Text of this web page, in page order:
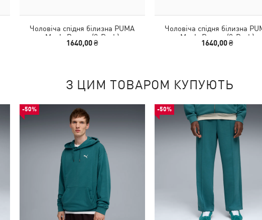
Чоловіча спідня білизна PUMA
Men's Boxers (2-Pack)
1640,00 ₴
Чоловіча спідня білизна
Men's Boxers (2-Pack)
1640,00 ₴
З ЦИМ ТОВАРОМ КУПУЮТЬ
-50% -50%